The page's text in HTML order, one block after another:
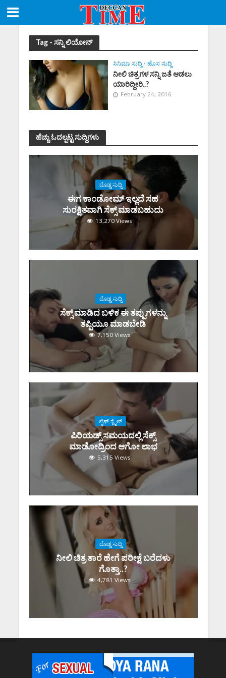
Tag - ಸನ್ನಿ ಲಿಯೋನ್
ಸಿನಿಮಾ ಸುದ್ದಿ • ಹೊಸ ಸುದ್ದಿ
ನೀಲಿ ಚಿತ್ರಗಳ ಸನ್ನಿ ಜತೆ ಆಡಲು
ಯಾರಿದ್ದೀರಿ..?
February 24, 2016
ಹೆಚ್ಚು ಓದಲ್ಪಟ್ಟ ಸುದ್ದಿಗಳು
ದೊಡ್ಡ ಸುದ್ದಿ
ಈಗ ಕಾಂಡೋಮ್‌ ಇಲ್ಲದೆ ಸಹ
ಸುರಕ್ಷಿತವಾಗಿ ಸೆಕ್ಸ್‌ ಮಾಡಬಹುದು
13,270 Views
ದೊಡ್ಡ ಸುದ್ದಿ
ಸೆಕ್ಸ್‌ ಮಾಡಿದ ಬಳಿಕ ಈ ತಪ್ಪುಗಳನ್ನು
ತಪ್ಪಿಯೂ ಮಾಡಬೇಡಿ
7,150 Views
ಲೈಫ್ ಸ್ಟೈಲ್
ಪಿರಿಯಡ್ಸ್‌ ಸಮಯದಲ್ಲಿ ಸೆಕ್ಸ್‌
ಮಾಡೋದ್ರಿಂದ ಆಗೋ ಲಾಭ
5,315 Views
ದೊಡ್ಡ ಸುದ್ದಿ
ನೀಲಿ ಚಿತ್ರ ತಾರೆ ಹೇಗೆ ಪರೀಕ್ಷೆ ಬರೆದಳು
ಗೊತ್ತಾ..?
4,781 Views